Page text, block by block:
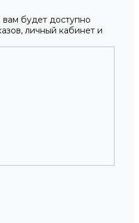
вам будет доступно
личный кабинет и